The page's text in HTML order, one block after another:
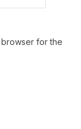
browser for the